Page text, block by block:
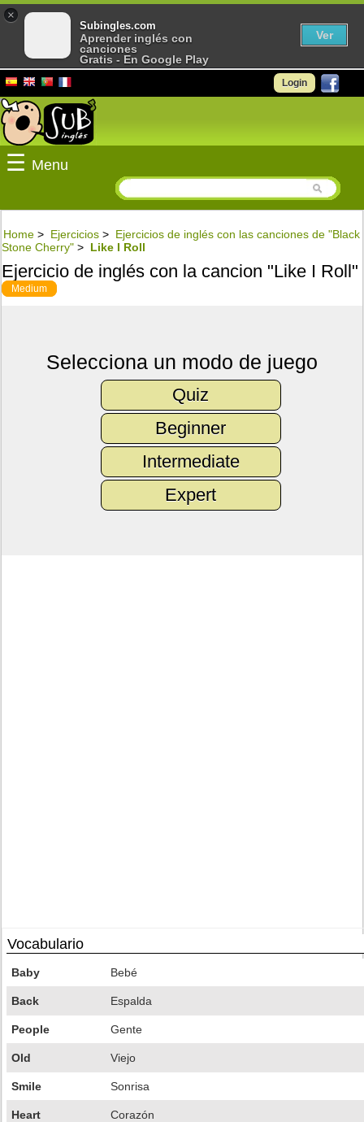
Login
☰ Menu
Home > Ejercicios > Ejercicios de inglés con las canciones de "Black
Stone Cherry" > Like I Roll
Ejercicio de inglés con la cancion "Like I Roll"
Medium
Selecciona un modo de juego
Quiz
Beginner
Intermediate
Expert
Vocabulario
Baby Bebé
Back Espalda
People Gente
Old Viejo
Smile Sonrisa
Heart Corazón
×
Subingles.com
Aprender inglés con
canciones
Gratis - En Google Play
Ver